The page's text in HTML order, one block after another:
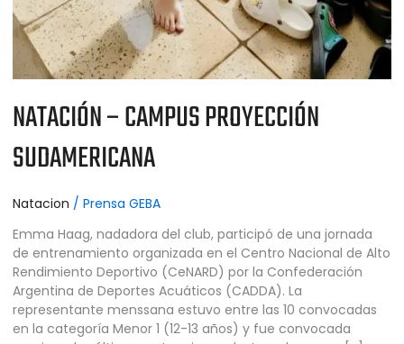
NATACIÓN – CAMPUS PROYECCIÓN
SUDAMERICANA
Natacion / Prensa GEBA
Emma Haag, nadadora del club, participó de una jornada
de entrenamiento organizada en el Centro Nacional de Alto
Rendimiento Deportivo (CeNARD) por la Confederación
Argentina de Deportes Acuáticos (CADDA). La
representante menssana estuvo entre las 10 convocadas
en la categoría Menor 1 (12-13 años) y fue convocada